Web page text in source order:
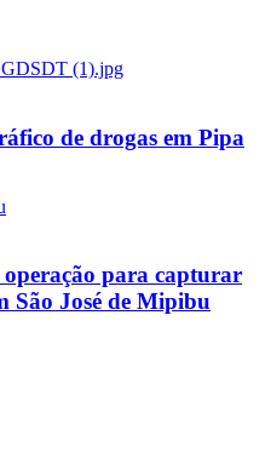
de drogas em Pipa
operação para capturar
São José de Mipibu